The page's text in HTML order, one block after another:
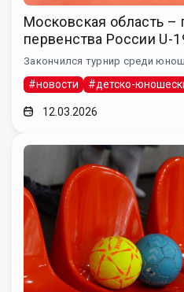
Московская область –
первенства России U-
Закончился турнир среди
#новости #детско-
12.03.2026